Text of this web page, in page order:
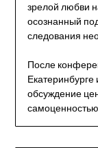
зрелой любви
осознанный
следования
После
обсуждение